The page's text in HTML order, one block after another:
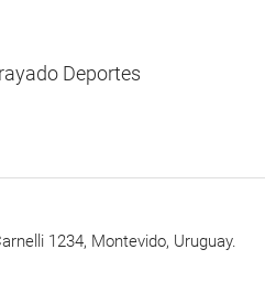
Deportes
1234, Montevido, Uruguay.